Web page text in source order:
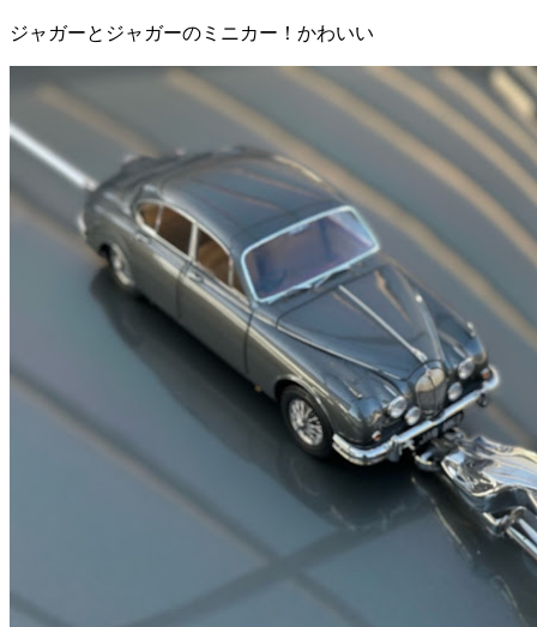
ジャガーとジャガーのミニカー！かわいい